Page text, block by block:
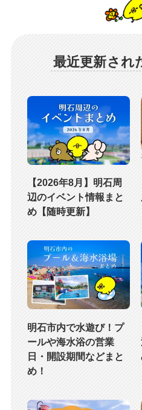
最近更新され
【2026年8月】明石周
辺のイベント情報まと
め【随時更新】
明石市内で水遊び！プ
ールや海水浴の営業
日・開設期間などまと
め！